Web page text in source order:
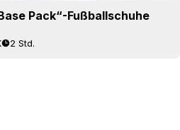
Pack“-Fußballschuhe
2 Std.